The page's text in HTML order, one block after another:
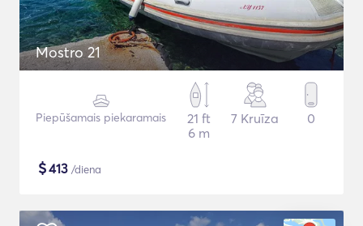
Mostro 21
Piepūšamais piekaramais
21 ft
6 m
7 Kruīza 0
$413 /diena